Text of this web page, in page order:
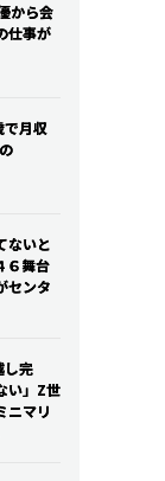
から会
仕事が
月収
ないと
６舞台
センタ
し完
い」Z世
ニマリ
から会
仕事が
月収
ないと
６舞台
センタ
し完
い」Z世
ニマリ